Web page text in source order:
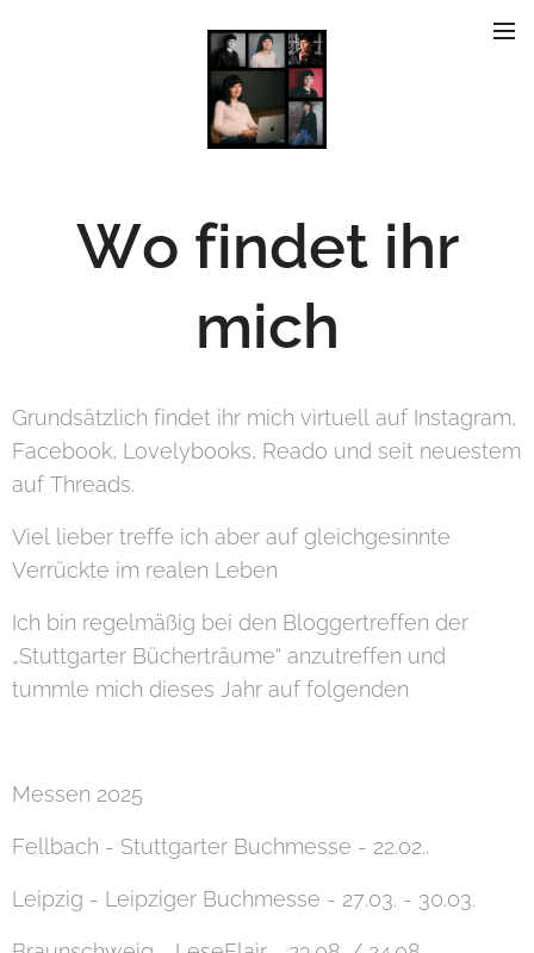
Wo findet ihr
mich
Grundsätzlich findet ihr mich virtuell auf Instagram,
Facebook, Lovelybooks, Reado und seit neuestem
auf Threads.
Viel lieber treffe ich aber auf gleichgesinnte
Verrückte im realen Leben ☺️
Ich bin regelmäßig bei den Bloggertreffen der
„Stuttgarter Bücherträume“ anzutreffen und
tummle mich dieses Jahr auf folgenden
Messen 2025
Fellbach - Stuttgarter Buchmesse - 22.02..
Leipzig - Leipziger Buchmesse - 27.03. - 30.03.